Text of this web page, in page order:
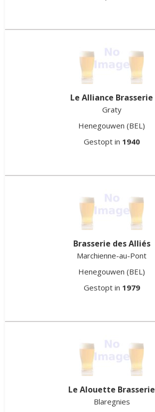
Le Alliance Brasserie
Graty
Henegouwen (BEL)
Gestopt in 1940
Brasserie des Alliés
Marchienne-au-Pont
Henegouwen (BEL)
Gestopt in 1979
Le Alouette Brasserie
Blaregnies